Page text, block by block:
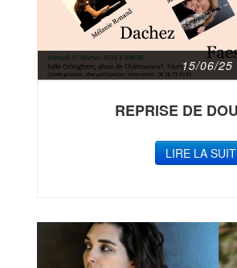
15/06/25
REPRISE DE
LIRE LA